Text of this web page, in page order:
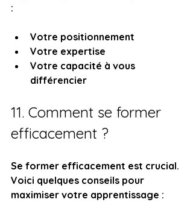
:
Votre positionnement
Votre expertise
Votre capacité à vous
différencier
11. Comment se former
efficacement ?
Se former efficacement est crucial.
Voici quelques conseils pour
maximiser votre apprentissage :